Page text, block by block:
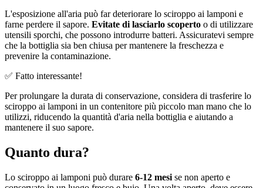
L'esposizione all'aria può far deteriorare lo sciroppo ai lamponi e
farne perdere il sapore. Evitate di lasciarlo scoperto o di utilizzare
utensili sporchi, che possono introdurre batteri. Assicuratevi sempre
che la bottiglia sia ben chiusa per mantenere la freschezza e
prevenire la contaminazione.
✅ Fatto interessante!
Per prolungare la durata di conservazione, considera di trasferire lo
sciroppo ai lamponi in un contenitore più piccolo man mano che lo
utilizzi, riducendo la quantità d'aria nella bottiglia e aiutando a
mantenere il suo sapore.
Quanto dura?
Lo sciroppo ai lamponi può durare 6-12 mesi se non aperto e